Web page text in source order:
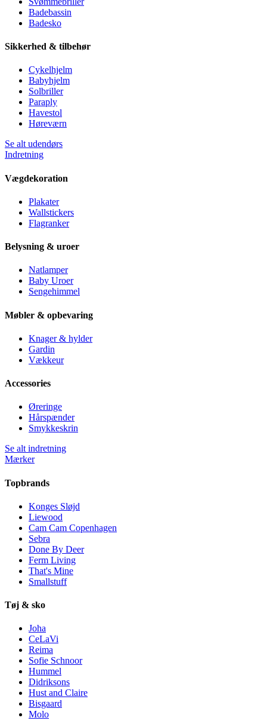
Badebassin
Badesko
Sikkerhed & tilbehør
Cykelhjelm
Babyhjelm
Solbriller
Paraply
Havestol
Høreværn
Se alt udendørs
Indretning
Vægdekoration
Plakater
Wallstickers
Flagranker
Belysning & uroer
Natlamper
Baby Uroer
Sengehimmel
Møbler & opbevaring
Knager & hylder
Gardin
Vækkeur
Accessories
Øreringe
Hårspænder
Smykkeskrin
Se alt indretning
Mærker
Topbrands
Konges Sløjd
Liewood
Cam Cam Copenhagen
Sebra
Done By Deer
Ferm Living
That's Mine
Smallstuff
Tøj & sko
Joha
CeLaVi
Reima
Sofie Schnoor
Hummel
Didriksons
Hust and Claire
Bisgaard
Molo